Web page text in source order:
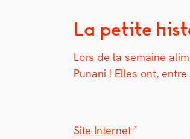
La petite
Lors de la semaine
Punani ! Elles ont,
Site Inter­net